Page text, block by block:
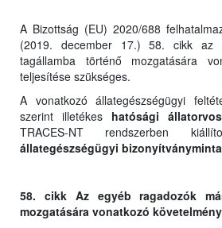
A Bizottság (EU) 2020/688
(2019. december 17.) 58. cikk az
tagállamba történő mozgatására
teljesítése szükséges.
A vonatkozó állategészségügyi
szerint illetékes hatósági
TRACES-NT rendszerben
állategészségügyi bizonyítványminta
58. cikk Az egyéb ragadozók
mozgatására vonatkozó